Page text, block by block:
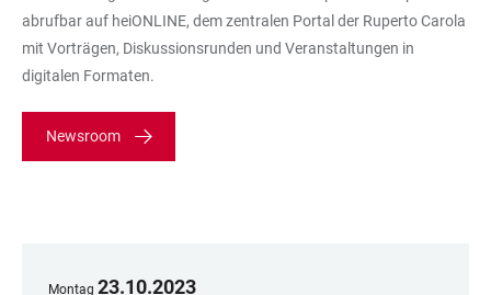
abrufbar auf heiONLINE, dem zentralen Portal der Ruperto Carola
mit Vorträgen, Diskussionsrunden und Veranstaltungen in
digitalen Formaten.
Newsroom
Montag 23.10.2023